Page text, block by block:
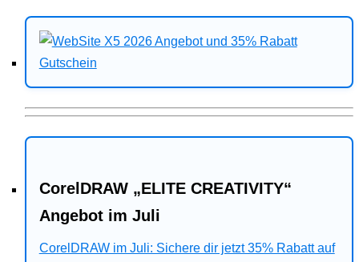
CorelDRAW „ELITE CREATIVITY“
Angebot im Juli
CorelDRAW im Juli: Sichere dir jetzt 35% Rabatt auf